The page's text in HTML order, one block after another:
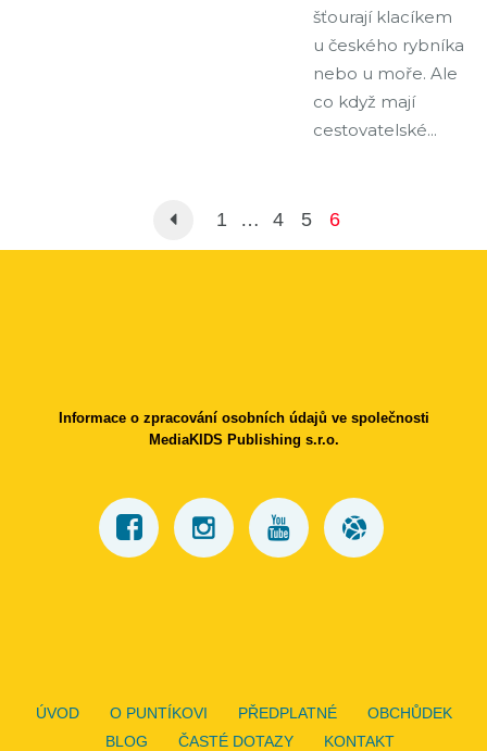
šťourají klacíkem
u českého rybníka
nebo u moře. Ale
co když mají
cestovatelské...
1 … 4 5 6
Informace o zpracování osobních údajů ve společnosti
MediaKIDS Publishing s.r.o.
ÚVOD O PUNTÍKOVI PŘEDPLATNÉ
OBCHŮDEK
BLOG
ČASTÉ DOTAZY KONTAKT